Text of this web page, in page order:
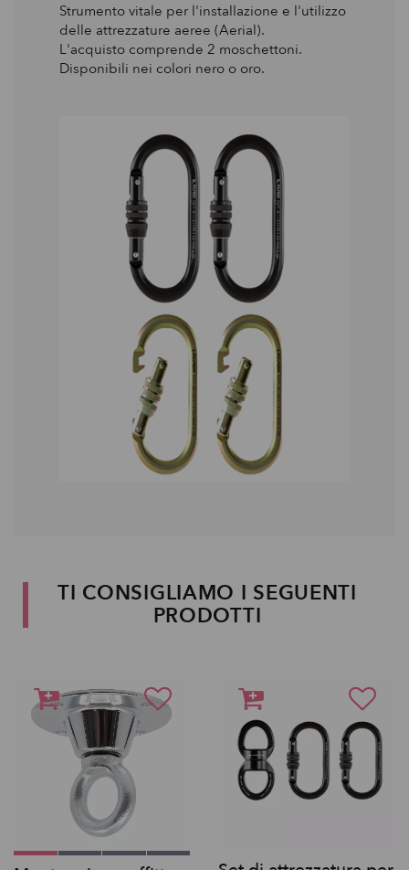
Strumento vitale per l'installazione e l'utilizzo
delle attrezzature aeree (Aerial).
L'acquisto comprende 2 moschettoni.
Disponibili nei colori nero o oro.
TI CONSIGLIAMO I SEGUENTI
PRODOTTI